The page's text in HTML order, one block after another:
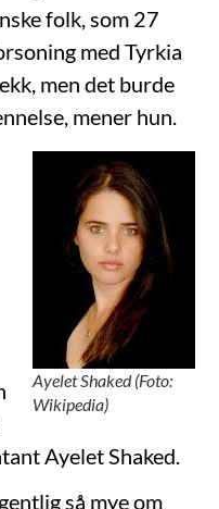
folk, som 27
med Tyrkia
men det burde
mener hun.
Ayelet Shaked (Foto:
Wikipedia)
Ayelet Shaked.
så mye om